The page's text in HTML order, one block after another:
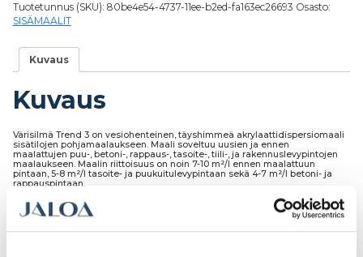
Tuotetunnus (SKU): 80be4e54-4737-11ee-b2ed-fa163ec26693 Osasto:
SISÄMAALIT
Kuvaus
Kuvaus
Värisilmä Trend 3 on vesiohenteinen, täyshimmeä akrylaattidispersiomaali
sisätilojen pohjamaalaukseen. Maali soveltuu uusien ja ennen
maalattujen puu-, betoni-, rappaus-, tasoite-, tiili-, ja rakennuslevypintojen
maalaukseen. Maalin riittoisuus on noin 7-10 m²/l ennen maalattuun
pintaan, 5-8 m²/l tasoite- ja puukuitulevypintaan sekä 4-7 m²/l betoni- ja
rappauspintaan.